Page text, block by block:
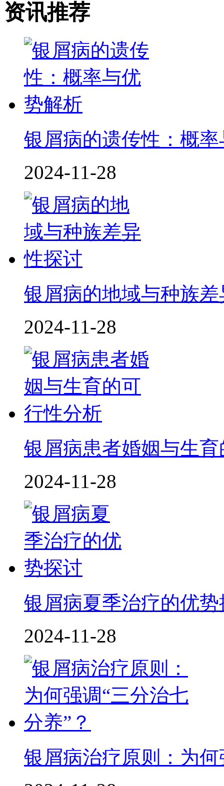
资讯推荐
银屑病的遗传性：概
2024-11-28
银屑病的地域与种族
2024-11-28
银屑病患者婚姻与生
2024-11-28
银屑病夏季治疗的优势
2024-11-28
银屑病治疗原则：为